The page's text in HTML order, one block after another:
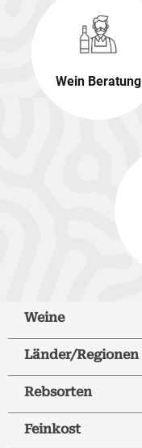
Wein Beratung
Weine
Länder/Regionen
Rebsorten
Feinkost